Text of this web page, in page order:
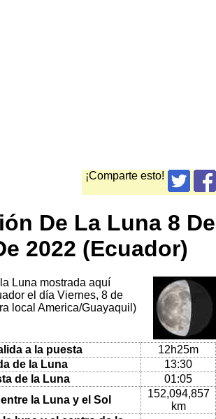
¡Comparte esto!
De La Luna 8 De
2022 (Ecuador)
Luna mostrada aquí
el día Viernes, 8 de
local America/Guayaquil)
a la puesta
12h25m
de la Luna
13:30
de la Luna
01:05
la Luna y el Sol
152,094,857
km